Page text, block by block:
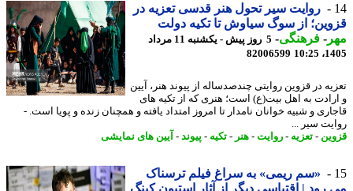
روایت سیر تحول هنر قدسی تعزیه در
از سوگ سیاوش تا تکیه دولت
-فرهنگی-
5 روز پیش - یکشنبه 11 مرداد
82006599
در قزوین روایتی چندصدساله از پیوند هنر، آیین
به اهل بیت(ع) است؛ هنری که از تکیه های
و شبیه خوانان نامدار تا امروز امتداد یافته و همچنان زنده و پویا است. -
سیر ...
-تعزیه- روایت-هنر-تکیه -پیوند-آیین های نمایشی
«سم ریمی» به سراغ فیلم ترسناک
| اقتباسی دیگر از آثار استیون کینگ